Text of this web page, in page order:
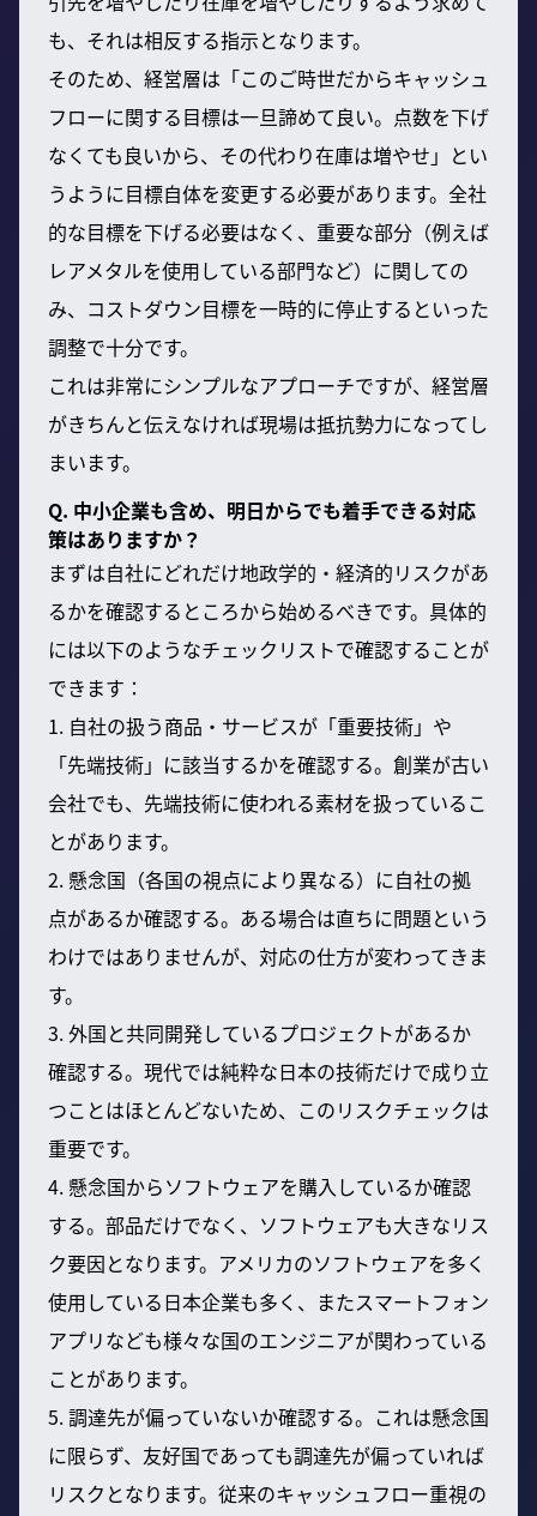
も、それは相反する指示となります。
そのため、経営層は「このご時世だからキャッシュ
フローに関する目標は一旦諦めて良い。点数を下げ
なくても良いから、その代わり在庫は増やせ」とい
うように目標自体を変更する必要があります。全社
的な目標を下げる必要はなく、重要な部分（例えば
レアメタルを使用している部門など）に関しての
み、コストダウン目標を一時的に停止するといった
調整で十分です。
これは非常にシンプルなアプローチですが、経営層
がきちんと伝えなければ現場は抵抗勢力になってし
まいます。
Q. 中小企業も含め、明日からでも着手できる対応
策はありますか？
まずは自社にどれだけ地政学的・経済的リスクがあ
るかを確認するところから始めるべきです。具体的
には以下のようなチェックリストで確認することが
できます：
1. 自社の扱う商品・サービスが「重要技術」や
「先端技術」に該当するかを確認する。創業が古い
会社でも、先端技術に使われる素材を扱っているこ
とがあります。
2. 懸念国（各国の視点により異なる）に自社の拠
点があるか確認する。ある場合は直ちに問題という
わけではありませんが、対応の仕方が変わってきま
す。
3. 外国と共同開発しているプロジェクトがあるか
確認する。現代では純粋な日本の技術だけで成り立
つことはほとんどないため、このリスクチェックは
重要です。
4. 懸念国からソフトウェアを購入しているか確認
する。部品だけでなく、ソフトウェアも大きなリス
ク要因となります。アメリカのソフトウェアを多く
使用している日本企業も多く、またスマートフォン
アプリなども様々な国のエンジニアが関わっている
ことがあります。
5. 調達先が偏っていないか確認する。これは懸念国
に限らず、友好国であっても調達先が偏っていれば
リスクとなります。従来のキャッシュフロー重視の